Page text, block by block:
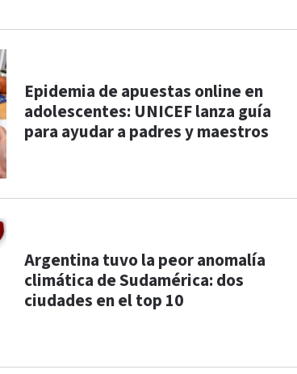
Epidemia de apuestas online en
adolescentes: UNICEF lanza guía
para ayudar a padres y maestros
Argentina tuvo la peor anomalía
climática de Sudamérica: dos
ciudades en el top 10